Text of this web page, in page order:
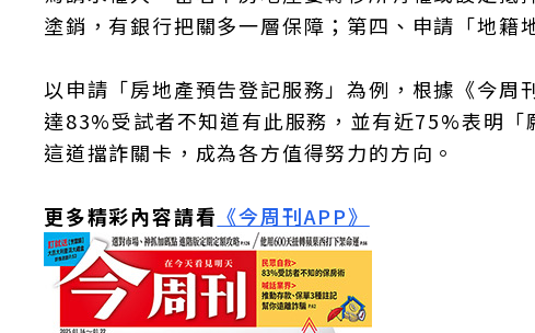
塗銷，有銀行把關多一層保障；第四、申請「地籍
以申請「房地產預告登記服務」為例，根據《今
達83%受試者不知道有此服務，並有近75%表明
這道擋詐關卡，成為各方值得努力的方向。
更多精彩內容請看 《今周刊APP》